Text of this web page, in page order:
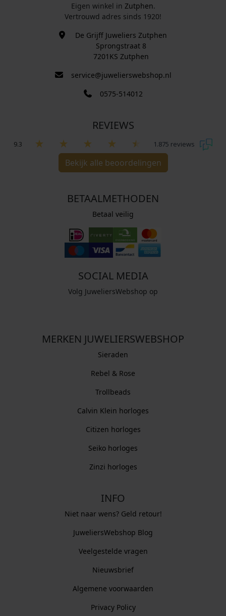
Eigen winkel in Zutphen.
Vertrouwd adres sinds 1920!
De Grijff Juweliers Zutphen
Sprongstraat 8
7201KS Zutphen
service@juwelierswebshop.nl
0575-514012
REVIEWS
9.3 1.875 reviews
Bekijk alle beoordelingen
BETAALMETHODEN
Betaal veilig
SOCIAL MEDIA
Volg JuweliersWebshop op
MERKEN JUWELIERSWEBSHOP
Sieraden
Rebel & Rose
Trollbeads
Calvin Klein horloges
Citizen horloges
Seiko horloges
Zinzi horloges
INFO
Niet naar wens? Geld retour!
JuweliersWebshop Blog
Veelgestelde vragen
Nieuwsbrief
Algemene voorwaarden
Privacy Policy